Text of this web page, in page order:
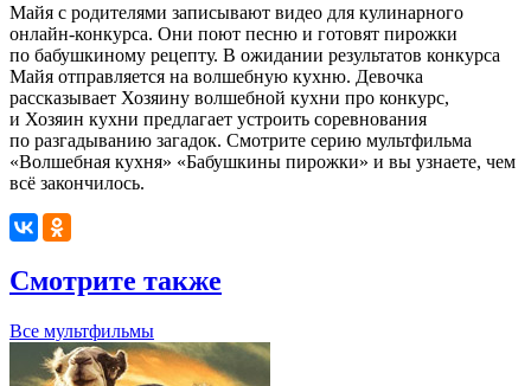
Майя с родителями записывают видео для кулинарного
онлайн-конкурса. Они поют песню и готовят пирожки
по бабушкиному рецепту. В ожидании результатов конкурса
Майя отправляется на волшебную кухню. Девочка
рассказывает Хозяину волшебной кухни про конкурс,
и Хозяин кухни предлагает устроить соревнования
по разгадыванию загадок. Смотрите серию мультфильма
«Волшебная кухня» «Бабушкины пирожки» и вы узнаете, чем
всё закончилось.
Смотрите также
Все мультфильмы